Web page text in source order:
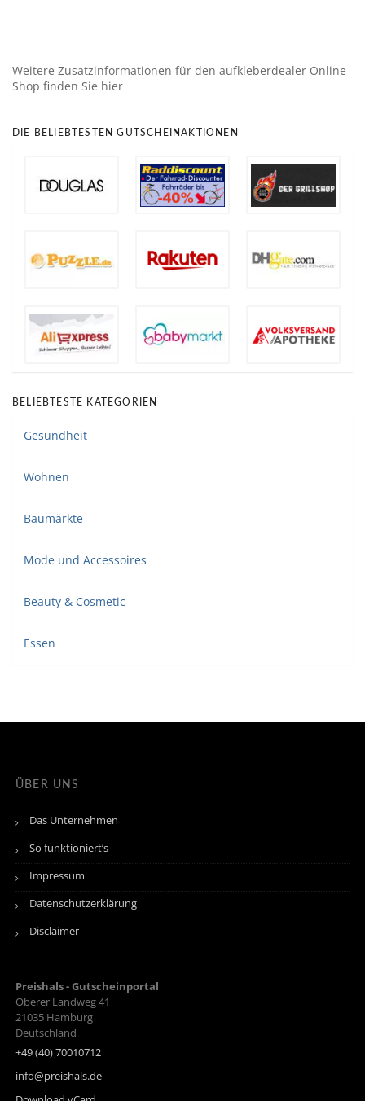
Weitere Zusatzinformationen für den aufkleberdealer Online-
Shop finden Sie hier
DIE BELIEBTESTEN GUTSCHEINAKTIONEN
BELIEBTESTE KATEGORIEN
Gesundheit
Wohnen
Baumärkte
Mode und Accessoires
Beauty & Cosmetic
Essen
ÜBER UNS
Das Unternehmen
So funktioniert’s
Impressum
Datenschutzerklärung
Disclaimer
Preishals - Gutscheinportal
Oberer Landweg 41
21035 Hamburg
Deutschland
+49 (40) 70010712
info@preishals.de